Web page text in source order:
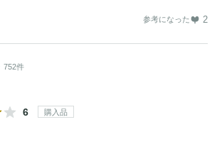
参考になった 2
752件
6 購入品